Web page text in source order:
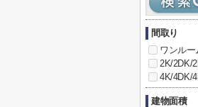
間取り
ワンルー
2K/2DK/
4K/4DK/
建物面積